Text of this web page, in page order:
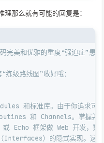
那么就有可能的回复是：
完美和优雅的重度“强迫症”患
级路线图”收好哦：
和标准库。由于你追求可
和 Channels。掌握并发
Echo 框架做 Web 开发，数
Interfaces）的隐式实现。这